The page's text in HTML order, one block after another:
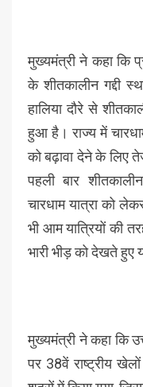
मुख्यमंत्री ने कहा कि
के शीतकालीन गद्दी
हालिया दौरे से
हुआ है। राज्य में
को बढ़ावा देने के लिए
पहली बार
चारधाम यात्रा को
भी आम यात्रियों की
भारी भीड़ को देखते हुए
मुख्यमंत्री ने कहा कि
पर 38वें राष्ट्रीय